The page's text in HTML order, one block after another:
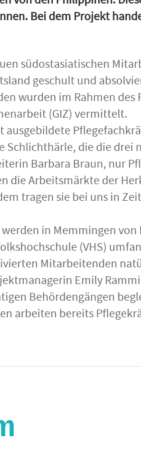
Bei dem Projekt
südostasiatischen
geschult und
wurden im Rahmen
(GIZ) vermittelt.
ausgebildete
Schlichthärle, die die
Barbara Braun, nur
die Arbeitsmärkte der
tragen sie bei uns in
in Memmingen
(VHS)
Mitarbeitenden
Emily
Behördengängen
arbeiten bereits